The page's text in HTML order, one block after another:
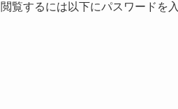
覧するには以下にパスワードを